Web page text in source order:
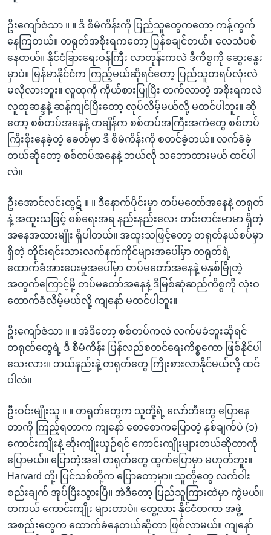
ဦးကျော်ဇံသာ ။ ။ ဒီ စီမံကိန်းကို ပြည်သူတွေကတော့ ကန့်ကွက်
နေကြတယ်။ တရုတ်အစိုးရကတော့ ပြန်စချင်တယ်။ လေသံပစ်
နေတယ်။ နိုင်ငံခြားရေးဝန်ကြီး လာတုန်းကလဲ ဒီကိစ္စကို ဆွေးနွေး
မှာပဲ။ မြန်မာနိုင်ငံက ကြည့်မယ်ဆိုရင်တော့ ပြည်သူတရပ်လုံးလဲ
မလိုလားဘူး။ လူထုကို ကိုယ်စားပြုပြီး တက်လာတဲ့ အစိုးရကလဲ
လူထုဆန္ဒနဲ့ ဆန့်ကျင်ပြီးတော့ လုပ်လိမ့်မယ်လို့ မထင်ပါဘူး။ ဆို
တော့ စစ်တပ်အနေနဲ့ တချိန်က စစ်တပ်အကြီးအကဲတွေ စစ်တပ်
ကြီးစိုးနေခဲ့တဲ့ ခေတ်မှာ ဒီ စီမံကိန်းကို စတင်ခဲ့တယ်။ လက်ခံခဲ့
တယ်ဆိုတော့ စစ်တပ်အနေနဲ့ ဘယ်လို သဘောထားမယ် ထင်ပါ
လဲ။
ဦးအောင်လင်းထွဋ် ။ ။ ဒီနောက်ပိုင်းမှာ တပ်မတော်အနေနဲ့ တရုတ်
နဲ့ အထူးသဖြင့် စစ်ရေးအရ နည်းနည်းလေး တင်းတင်းမာမာ ရှိတဲ့
အနေအထားမျိုး ရှိပါတယ်။ အထူးသဖြင့်တော့ တရုတ်နယ်စပ်မှာ
ရှိတဲ့ တိုင်းရင်းသားလက်နက်ကိုင်များအပေါ်မှာ တရုတ်ရဲ့
ထောက်ခံအားပေးမှုအပေါ်မှာ တပ်မတော်အနေနဲ့ မနှစ်မြိုတဲ့
အတွက်ကြောင့်မို့ တပ်မတော်အနေနဲ့ ဒီမြစ်ဆုံဆည်ကိစ္စကို လုံးဝ
ထောက်ခံလိမ့်မယ်လို့ ကျနော် မထင်ပါဘူး။
ဦးကျော်ဇံသာ ။ ။ အဲဒီတော့ စစ်တပ်ကလဲ လက်မခံဘူးဆိုရင်
တရုတ်တွေရဲ့ ဒီ စီမံကိန်း ပြန်လည်စတင်ရေးကိစ္စကော ဖြစ်နိုင်ပါ
သေးလား။ ဘယ်နည်းနဲ့ တရုတ်တွေ ကြိုးစားလာနိုင်မယ်လို့ ထင်
ပါလဲ။
ဦးဝင်းမျိုးသူ ။ ။ တရုတ်တွေက သူတို့ရဲ့ လော်ဘီတွေ ပြောနေ
တာကို ကြည့်ရတာက ကျနော် စောစောကပြောတဲ့ နှစ်ချက်ပဲ (၁)
ကောင်းကျိုးနဲ့ ဆိုးကျိုးယှဉ်ရင် ကောင်းကျိုးများတယ်ဆိုတာကို
ပြောမယ်။ ပြောတဲ့အခါ တရုတ်တွေ ထွက်ပြောမှာ မဟုတ်ဘူး။
Harvard တို့၊ ပြင်သစ်တို့က ပြောတော့မှာ။ သူတို့တွေ လက်ဝါး
စည်းချက် အုပ်ပြီးသွားပြီ။ အဲဒီတော့ ပြည်သူကြားထဲမှာ ကွဲမယ်။
တကယ် ကောင်းကျိုး များတာပဲ။ တွေ့လား နိုင်ငံတကာ အဖွဲ့
အစည်းတွေက ထောက်ခံနေတယ်ဆိုတာ ဖြစ်လာမယ်။ ကျနော်